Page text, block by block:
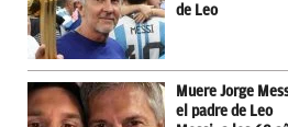
de Leo
Muere Jorge
el padre de Leo